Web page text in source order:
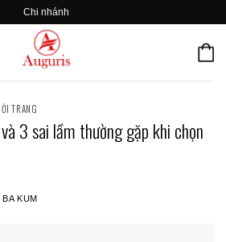
Chi nhánh
TRANG
3 sai lầm thường gặp khi chọn
BA KUM